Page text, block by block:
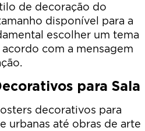
de decoração do
disponível para a
escolher um tema
com a mensagem
para Sala
decorativos para
urbanas até obras de arte